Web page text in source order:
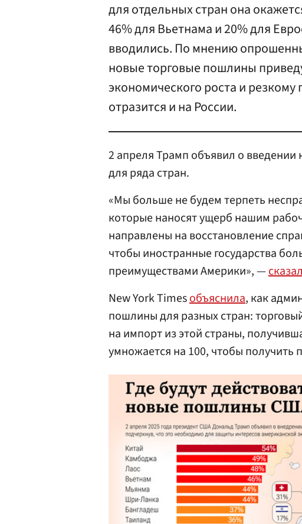
для отдельных стран она
46% для Вьетнама и 20% для
вводились. По мнению
новые торговые пошлины
экономического роста и
отразится и на России.
2 апреля Трамп объявил о
для ряда стран.
«Мы больше не будем терпеть
которые наносят ущерб нашим
направлены на восстановление
чтобы иностранные государства
преимуществами Америки», —
New York Timesобъяснила, как
пошлины для разных стран:
на импорт из этой страны,
умножается на 100, чтобы получить